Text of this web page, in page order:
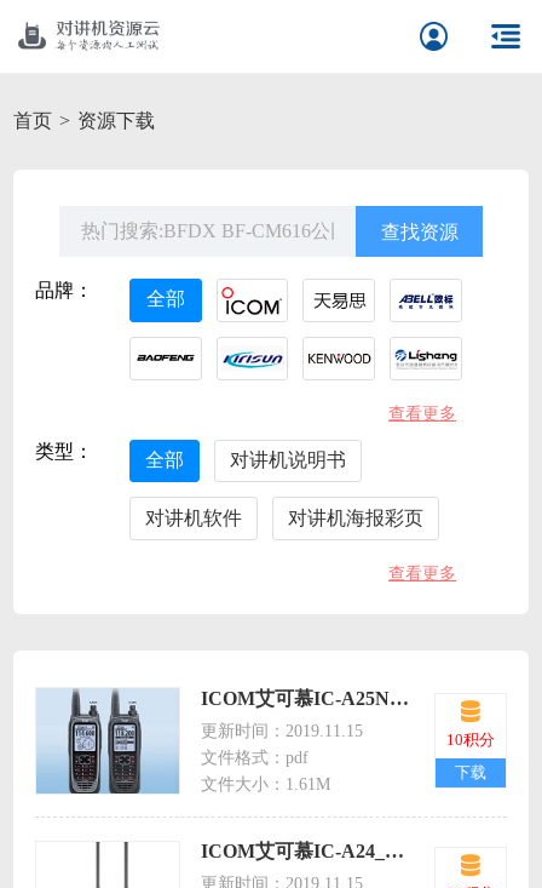
首页 资源下载
品牌： 全部
查看更多
类型： 全部 对讲机说明书
对讲机软件 对讲机海报彩页
对讲机证书查看更多
ICOM艾可慕IC-A25N_A25NE_IM_WEB_3航空手持对讲机icoma25n英文说明书
更新时间：2019.11.15
文件格式：pdf
文件大小：1.61M
10积分
下载
ICOM艾可慕IC-A24_A6_IM_ENG(8.33)_1航空手持对讲机icoma24英文说明书
更新时间：2019.11.15